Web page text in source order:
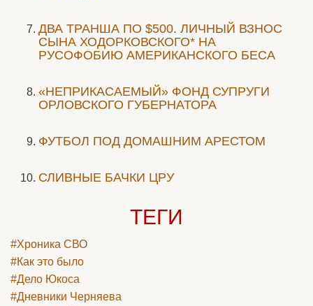
ДВА ТРАНША ПО $500. ЛИЧНЫЙ ВЗНОС
СЫНА ХОДОРКОВСКОГО* НА
РУСОФОБИЮ АМЕРИКАНСКОГО БЕСА
«НЕПРИКАСАЕМЫЙ» ФОНД СУПРУГИ
ОРЛОВСКОГО ГУБЕРНАТОРА
ФУТБОЛ ПОД ДОМАШНИМ АРЕСТОМ
СЛИВНЫЕ БАЧКИ ЦРУ
ТЕГИ
#Хроника СВО
#Как это было
#Дело Юкоса
#Дневники Черняева